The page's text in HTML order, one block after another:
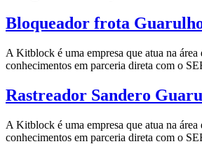
Bloqueador frota
A Kitblock é uma empresa que atua na
conhecimentos em parceria direta com o
Rastreador Sandero
A Kitblock é uma empresa que atua na
conhecimentos em parceria direta com o